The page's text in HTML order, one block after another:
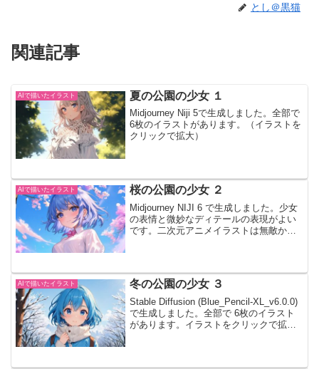
とし＠黒猫
関連記事
AIで描いたイラスト 夏の公園の少女 １
Midjourney Niji 5で生成しました。全部で
6枚のイラストがあります。（イラストを
クリックで拡大）
AIで描いたイラスト 桜の公園の少女 ２
Midjourney NIJI 6 で生成しました。少女
の表情と微妙なディテールの表現がよい
です。二次元アニメイラストは無敵かと
AIで描いたイラスト 冬の公園の少女 ３
Stable Diffusion (Blue_Pencil-XL_v6.0.0)
で生成しました。全部で 6枚のイラスト
があります。イラストをクリックで拡大